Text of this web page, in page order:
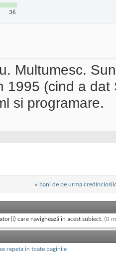
36
Multumesc.
1995 (cind a
si programare.
« bani de pe urma
care navighează în acest subiect. (0
repeta in toate paginile